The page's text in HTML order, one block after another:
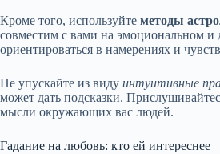
Кроме того, используйте методы
совместим с вами на эмоциональном и
ориентироваться в намерениях и
Не упускайте из виду интуитивные
может дать подсказки.
мысли окружающих вас людей.
Гадание на любовь: кто ей интереснее